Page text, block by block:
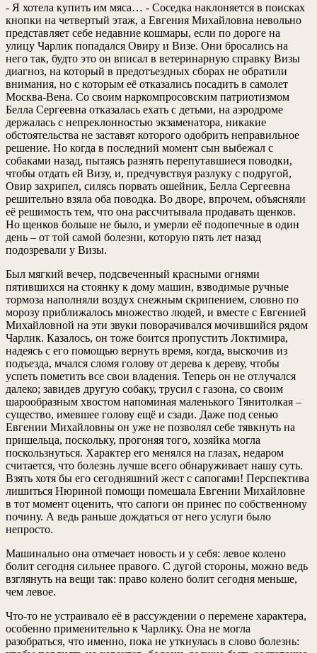
- Я хотела купить им мяса… - Соседка наклоняется в поисках
кнопки на четвертый этаж, а Евгения Михайловна невольно
представляет себе недавние кошмары, если по дороге на
улицу Чарлик попадался Овиру и Визе. Они бросались на
него так, будто это он вписал в ветеринарную справку Визы
диагноз, на который в предотъездных сборах не обратили
внимания, но с которым её отказались посадить в самолет
Москва-Вена. Со своим наркомпросовским патриотизмом
Белла Сергеевна отказалась ехать с детьми, на аэродроме
держалась с непреклонностью экзаменатора, никакие
обстоятельства не заставят которого одобрить неправильное
решение. Но когда в последний момент сын выбежал с
собаками назад, пытаясь разнять перепутавшиеся поводки,
чтобы отдать ей Визу, и, предчувствуя разлуку с подругой,
Овир захрипел, силясь порвать ошейник, Белла Сергеевна
решительно взяла оба поводка. Во дворе, впрочем, объясняли
её решимость тем, что она рассчитывала продавать щенков.
Но щенков больше не было, и умерли её подопечные в один
день – от той самой болезни, которую пять лет назад
подозревали у Визы.
Был мягкий вечер, подсвеченный красными огнями
пятившихся на стоянку к дому машин, взводимые ручные
тормоза наполняли воздух снежным скрипением, словно по
морозу приближалось множество людей, и вместе с Евгенией
Михайловной на эти звуки поворачивался мочившийся рядом
Чарлик. Казалось, он тоже боится пропустить Локтимира,
надеясь с его помощью вернуть время, когда, выскочив из
подъезда, мчался сломя голову от дерева к дереву, чтобы
успеть пометить все свои владения. Теперь он не отлучался
далеко; завидев другую собаку, трусил с газона, со своим
шарообразным хвостом напоминая маленького Тянитолкая –
существо, имевшее голову ещё и сзади. Даже под сенью
Евгении Михайловны он уже не позволял себе тявкнуть на
пришельца, поскольку, прогоняя того, хозяйка могла
поскользнуться. Характер его менялся на глазах, недаром
считается, что болезнь лучше всего обнаруживает нашу суть.
Взять хотя бы его сегодняшний жест с сапогами! Перспектива
лишиться Нюриной помощи помешала Евгении Михайловне
в тот момент оценить, что сапоги он принес по собственному
почину. А ведь раньше дождаться от него услуги было
непросто.
Машинально она отмечает новость и у себя: левое колено
болит сегодня сильнее правого. С дугой стороны, можно ведь
взглянуть на вещи так: право колено болит сегодня меньше,
чем левое.
Что-то не устраивало её в рассуждении о перемене характера,
особенно применительно к Чарлику. Она не могла
разобраться, что именно, пока не уткнулась в слово болезнь: